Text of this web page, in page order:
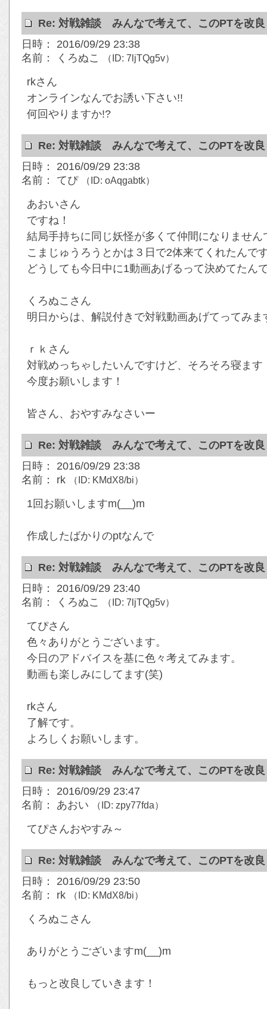
Re: 対戦雑談 みんなで考えて、このPTを改
日時： 2016/09/29 23:38
名前： くろぬこ
（ID: 7ljTQg5v）
rkさん
オンラインなんでお誘い下さい!!
何回やりますか!?
Re: 対戦雑談 みんなで考えて、このPTを改
日時： 2016/09/29 23:38
名前： てぴ
（ID: oAqgabtk）
あおいさん
ですね！
結局手持ちに同じ妖怪が多くて仲間になりません
こまじゅうろうとかは３日で2体来てくれたんで
どうしても今日中に1動画あげるって決めてたん
くろぬこさん
明日からは、解説付きで対戦動画あげてってみま
ｒｋさん
対戦めっちゃしたいんですけど、そろそろ寝ます
今度お願いします！
皆さん、おやすみなさいー
Re: 対戦雑談 みんなで考えて、このPTを改
日時： 2016/09/29 23:38
名前： rk
（ID: KMdX8/bi）
1回お願いしますm(__)m
作成したばかりのptなんで
Re: 対戦雑談 みんなで考えて、このPTを改
日時： 2016/09/29 23:40
名前： くろぬこ
（ID: 7ljTQg5v）
てぴさん
色々ありがとうございます。
今日のアドバイスを基に色々考えてみます。
動画も楽しみにしてます(笑)
rkさん
了解です。
よろしくお願いします。
Re: 対戦雑談 みんなで考えて、このPTを改
日時： 2016/09/29 23:47
名前： あおい
（ID: zpy77fda）
てぴさんおやすみ～
Re: 対戦雑談 みんなで考えて、このPTを改
日時： 2016/09/29 23:50
名前： rk
（ID: KMdX8/bi）
くろぬこさん
ありがとうございますm(__)m
もっと改良していきます！